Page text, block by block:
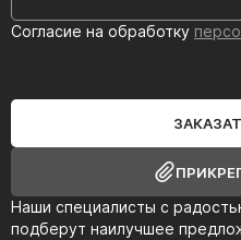
Наши специалисты с
подберут наилучшее
Согласие на обработку